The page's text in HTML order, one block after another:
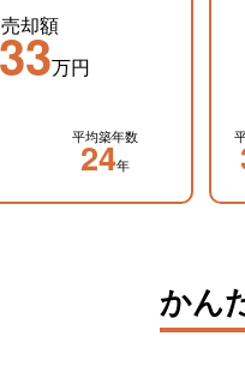
却額
万円
平均築年数
24年
かん